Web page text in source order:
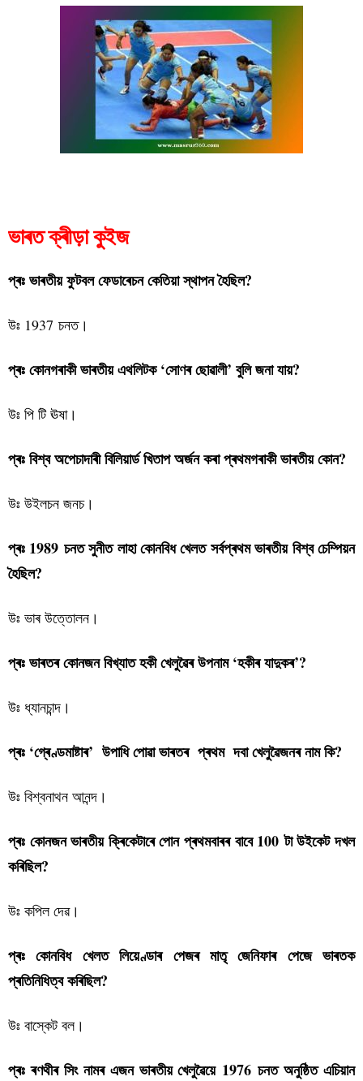
ভাৰত ক্ৰীড়া কুইজ
প্ৰঃ ভাৰতীয় ফুটবল ফেডাৰেচন কেতিয়া স্থাপন হৈছিল?
উঃ 1937 চনত।
প্ৰঃ কোনগৰাকী ভাৰতীয় এথলিটক ‘সোণৰ ছোৱালী’ বুলি জনা যায়?
উঃ পি টি ঊষা।
প্ৰঃ বিশ্ব অপেচাদাৰী বিলিয়াৰ্ড খিতাপ অৰ্জন কৰা প্ৰথমগৰাকী ভাৰতীয় কোন?
উঃ উইলচন জনচ।
প্ৰঃ 1989 চনত সুনীত লাহা কোনবিধ খেলত সৰ্বপ্ৰথম ভাৰতীয় বিশ্ব চেম্পিয়ন
হৈছিল?
উঃ ভাৰ উত্তোলন।
প্ৰঃ ভাৰতৰ কোনজন বিখ্যাত হকী খেলুৱৈৰ উপনাম ‘হকীৰ যাদুকৰ’?
উঃ ধ্যানচান্দ।
প্ৰঃ ‘গ্ৰেণ্ডমাষ্টাৰ’ উপাধি পোৱা ভাৰতৰ প্ৰথম দবা খেলুৱৈজনৰ নাম কি?
উঃ বিশ্বনাথন আনন্দ।
প্ৰঃ কোনজন ভাৰতীয় ক্ৰিকেটাৰে পোন প্ৰথমবাৰৰ বাবে 100 টা উইকেট দখল
কৰিছিল?
উঃ কপিল দেৱ।
প্ৰঃ কোনবিধ খেলত লিয়েণ্ডাৰ পেজৰ মাতৃ জেনিফাৰ পেজে ভাৰতক
প্ৰতিনিধিত্ব কৰিছিল?
উঃ বাস্কেট বল।
প্ৰঃ ৰণথীৰ সিং নামৰ এজন ভাৰতীয় খেলুৱৈয়ে 1976 চনত অনুষ্ঠিত এচিয়ান